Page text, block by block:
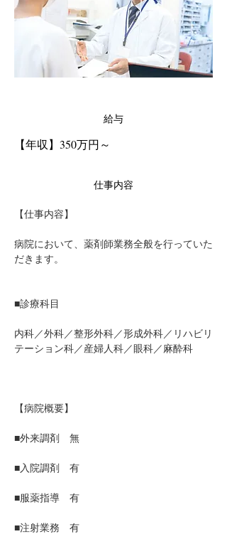
給与
【年収】350万円～
仕事内容
【仕事内容】
病院において、薬剤師業務全般を行っていた
だきます。
■診療科目
内科／外科／整形外科／形成外科／リハビリ
テーション科／産婦人科／眼科／麻酔科
【病院概要】
■外来調剤　無
■入院調剤　有
■服薬指導　有
■注射業務　有